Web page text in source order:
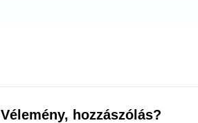
Vélemény, hozzászólás?